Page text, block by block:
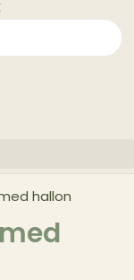
hallon